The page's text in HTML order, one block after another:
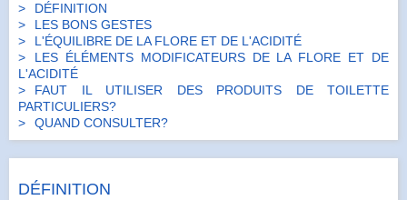
DÉFINITION
LES BONS GESTES
L'ÉQUILIBRE DE LA FLORE ET DE L'ACIDITÉ
LES ÉLÉMENTS MODIFICATEURS DE LA FLORE ET DE
L'ACIDITÉ
FAUT IL UTILISER DES PRODUITS DE TOILETTE
PARTICULIERS?
QUAND CONSULTER?
DÉFINITION